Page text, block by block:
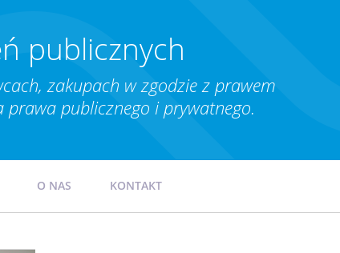
publicznych
zakupach w zgodzie z prawem
publicznego i prywatnego.
O NAS KONTAKT